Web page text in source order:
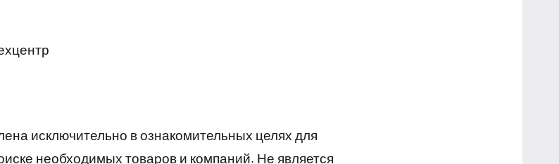
исключительно в ознакомительных целях для
необходимых товаров и компаний. Не является